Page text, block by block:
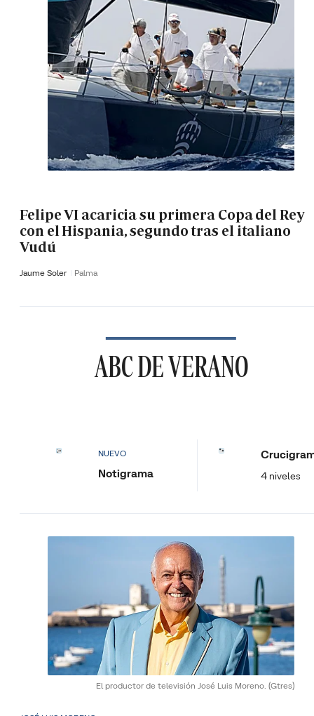
Felipe VI acaricia su primera Copa del Rey
con el Hispania, segundo tras el italiano
Vudú
Jaume Soler Palma
ABC DE VERANO
NUEVO
Notigrama 4 niveles
El productor de televisión José Luis Moreno. (Gtres)